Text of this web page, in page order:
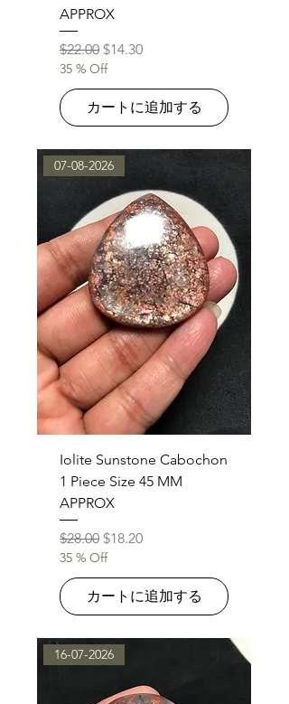
APPROX
通常価格
$22.00 セール価格
$14.30
35 % Off
カートに追加する
07-08-2026
Iolite Sunstone Cabochon
1 Piece Size 45 MM
APPROX
通常価格
$28.00 セール価格
$18.20
35 % Off
カートに追加する
16-07-2026